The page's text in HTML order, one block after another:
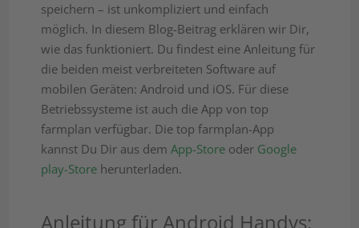
speichern – ist unkompliziert und einfach
möglich. In diesem Blog-Beitrag erklären wir Dir,
wie das funktioniert. Du findest eine Anleitung für
die beiden meist verbreiteten Software auf
mobilen Geräten: Android und iOS. Für diese
Betriebssysteme ist auch die App von top
farmplan verfügbar. Die top farmplan-App
kannst Du Dir aus demApp-Store oder Google
play-Store herunterladen.
Anleitung für Android Handys: